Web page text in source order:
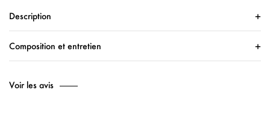
Description
Composition et entretien
Voir les avis